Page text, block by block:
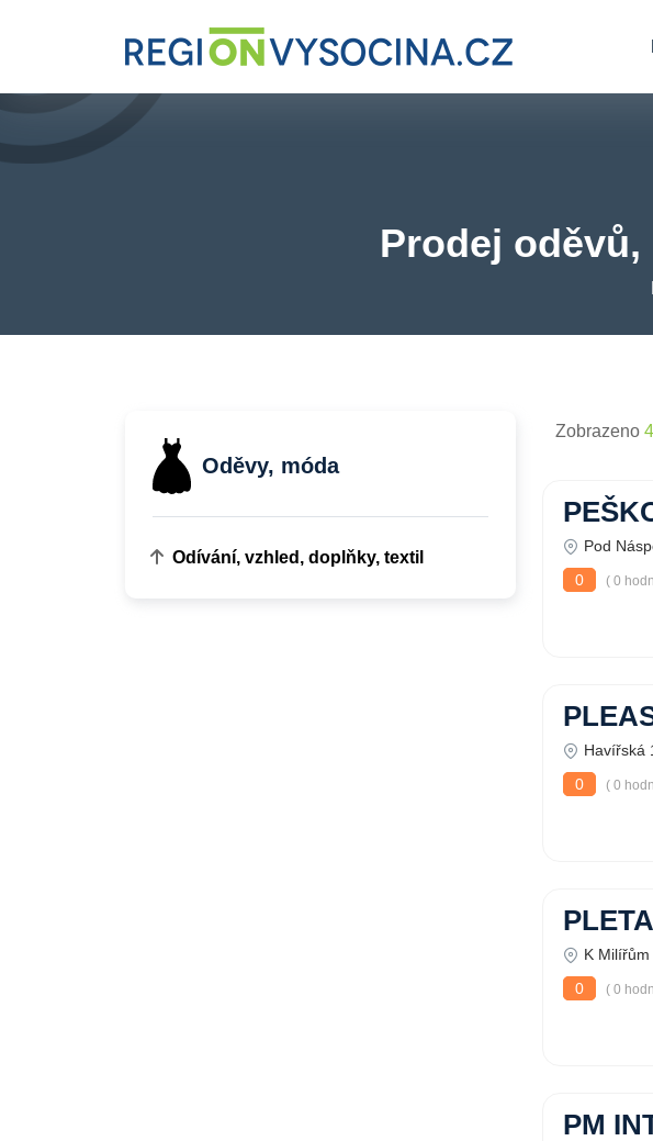
Prodej
Oděvy, móda
Odívání, vzhled, doplňky, textil
Zobrazeno
Pod
0
( 0
Havířská
0
( 0
K
0
( 0
PM